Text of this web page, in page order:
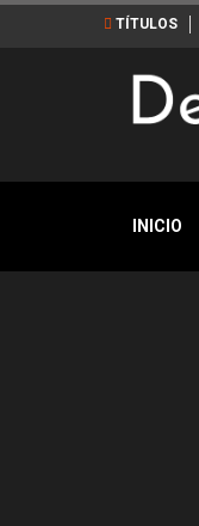
TÍTULOS
INICIO